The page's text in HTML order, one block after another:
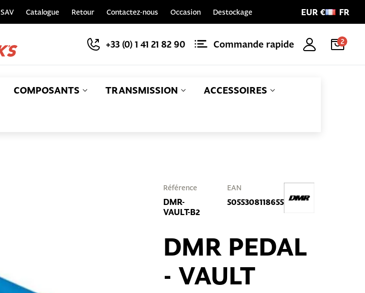
SAV Catalogue Retour Contactez-nous Occasion Destockage EUR € FR
+33 (0) 1 41 21 82 90 Commande rapide 2
COMPOSANTS TRANSMISSION ACCESSOIRES
Référence
DMR-
VAULT-B2
EAN
5055308118655
DMR PEDAL
- VAULT